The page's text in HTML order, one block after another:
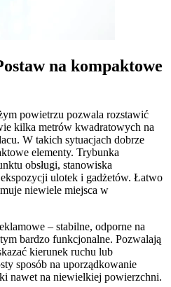
na kompaktowe
powietrzu pozwala rozstawić
kilka metrów kwadratowych na
W takich sytuacjach dobrze
elementy. Trybunka
obsługi, stanowiska
ulotek i gadżetów. Łatwo
niewiele miejsca w
– stabilne, odporne na
bardzo funkcjonalne. Pozwalają
kierunek ruchu lub
sposób na uporządkowanie
nawet na niewielkiej powierzchni.